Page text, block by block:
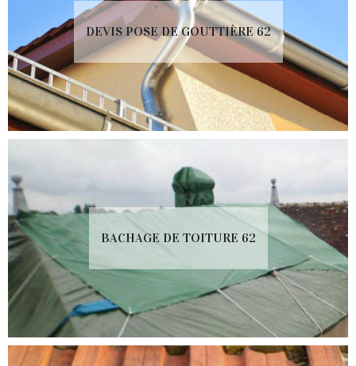
DEVIS POSE DE GOUTTIÈRE 62
BACHAGE DE TOITURE 62